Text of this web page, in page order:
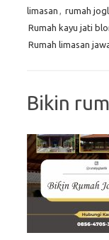
limasan , rumah
Rumah kayu jati
Rumah limasan
Bikin